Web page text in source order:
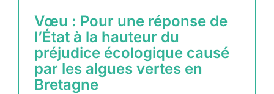
Vœu : Pour une réponse de
l’État à la hauteur du
préjudice écologique causé
par les algues vertes en
Bretagne